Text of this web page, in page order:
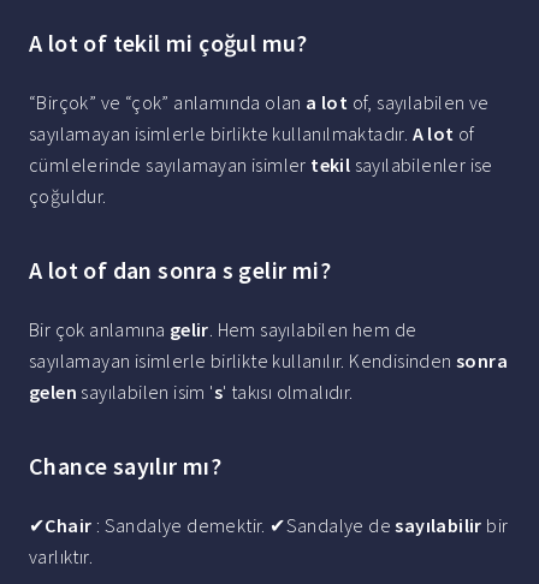
A lot of tekil mi çoğul mu?
“Birçok” ve “çok” anlamında olan a lot of, sayılabilen ve
sayılamayan isimlerle birlikte kullanılmaktadır. A lot of
cümlelerinde sayılamayan isimler tekil sayılabilenler ise
çoğuldur.
A lot of dan sonra s gelir mi?
Bir çok anlamına gelir. Hem sayılabilen hem de
sayılamayan isimlerle birlikte kullanılır. Kendisinden sonra
gelen sayılabilen isim 's' takısı olmalıdır.
Chance sayılır mı?
✔Chair : Sandalye demektir. ✔Sandalye desayılabilir bir
varlıktır.